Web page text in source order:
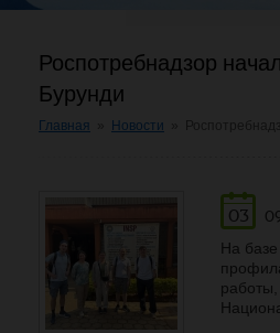
Роспотребнадзор
Бурунди
Главная Новости
03
На